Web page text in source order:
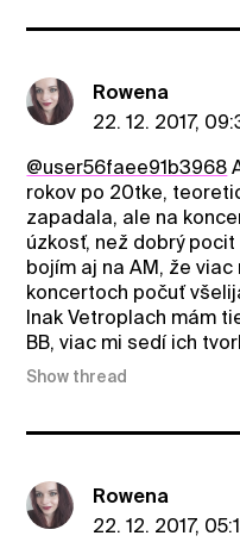
Rowena
22. 12. 2017,
@user56faee91b3968
rokov po 20tke,
zapadala, ale na
úzkosť, než dobrý
bojím aj na AM, že viac
koncertoch počuť
Inak Vetroplach mám
BB, viac mi sedí ich
Show thread
Rowena
22. 12. 2017,